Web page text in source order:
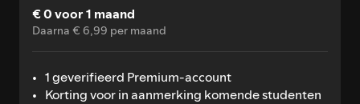
€ 0 voor 1 maand
Daarna € 6,99 per maand
1 geverifieerd Premium-account
Korting voor in aanmerking komende studenten